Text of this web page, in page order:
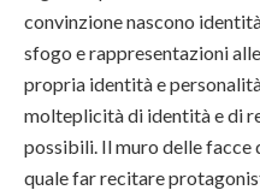
convinzione nascono
sfogo e rappresentazioni
propria identità e
molteplicità di identità e di
possibili. Il muro delle facce
quale far recitare